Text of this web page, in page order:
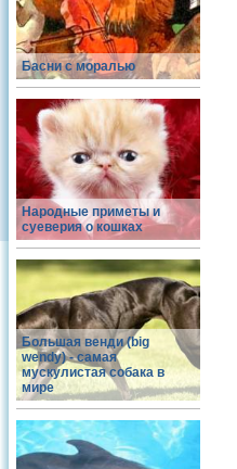
Басни с моралью
Народные приметы и
суеверия о кошках
Большая венди (big
wendy) - самая
мускулистая собака в
мире